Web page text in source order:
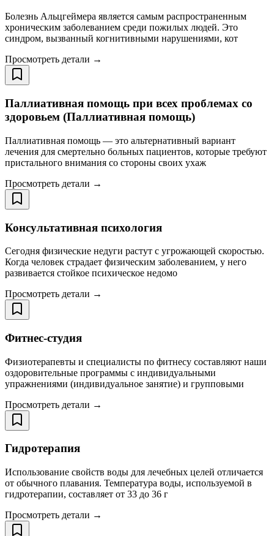
Болезнь Альцгеймера является самым распространенным
хроническим заболеванием среди пожилых людей. Это
синдром, вызванный когнитивными нарушениями, кот
Просмотреть детали →
Паллиативная помощь при всех проблемах со
здоровьем (Паллиативная помощь)
Паллиативная помощь — это альтернативный вариант
лечения для смертельно больных пациентов, которые требуют
пристального внимания со стороны своих ухаж
Просмотреть детали →
Консультативная психология
Сегодня физические недуги растут с угрожающей скоростью.
Когда человек страдает физическим заболеванием, у него
развивается стойкое психическое недомо
Просмотреть детали →
Фитнес-студия
Физиотерапевты и специалисты по фитнесу составляют наши
оздоровительные программы с индивидуальными
упражнениями (индивидуальное занятие) и групповыми
Просмотреть детали →
Гидротерапия
Использование свойств воды для лечебных целей отличается
от обычного плавания. Температура воды, используемой в
гидротерапии, составляет от 33 до 36 г
Просмотреть детали →